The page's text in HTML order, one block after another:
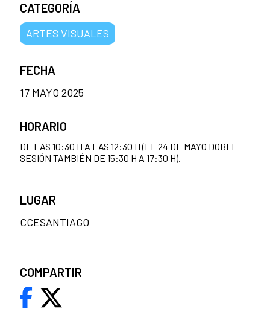
CATEGORÍA
ARTES VISUALES
FECHA
17 MAYO 2025
HORARIO
DE LAS 10:30 H A LAS 12:30 H (EL 24 DE MAYO DOBLE
SESIÓN TAMBIÉN DE 15:30 H A 17:30 H).
LUGAR
CCESANTIAGO
COMPARTIR